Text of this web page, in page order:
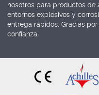
nosotros para productos
entornos explosivos y
entrega rápidos. Gracias
confianza.